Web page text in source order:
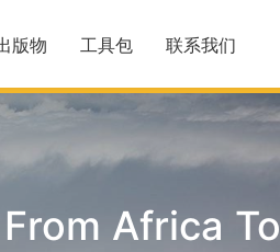
版物 工具包 联系我们
Africa To